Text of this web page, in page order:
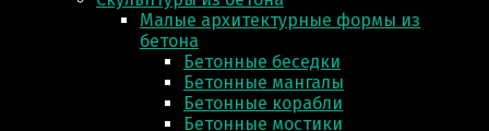
Малые архитектурные формы из
бетона
Бетонные беседки
Бетонные мангалы
Бетонные корабли
Бетонные мостики